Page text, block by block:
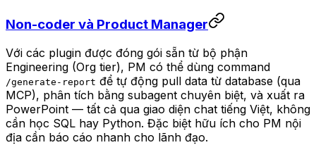
Non-coder và Product Manager
Với các plugin được đóng gói sẵn từ bộ phận
Engineering (Org tier), PM có thể dùng command
/generate-report để tự động pull data từ database (qua
MCP), phân tích bằng subagent chuyên biệt, và xuất ra
PowerPoint — tất cả qua giao diện chat tiếng Việt, không
cần học SQL hay Python. Đặc biệt hữu ích cho PM nội
địa cần báo cáo nhanh cho lãnh đạo.